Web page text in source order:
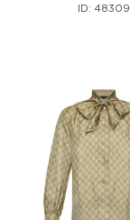
ID: 48309